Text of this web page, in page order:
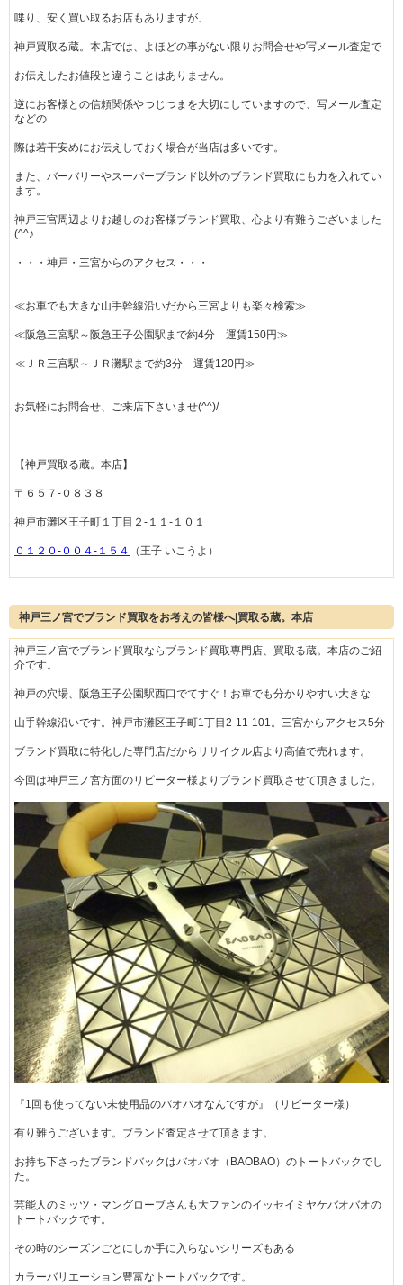
喋り、安く買い取るお店もありますが、
神戸買取る蔵。本店では、よほどの事がない限りお問合せや写メール査定で
お伝えしたお値段と違うことはありません。
逆にお客様との信頼関係やつじつまを大切にしていますので、写メール査定
などの
際は若干安めにお伝えしておく場合が当店は多いです。
また、バーバリーやスーパーブランド以外のブランド買取にも力を入れてい
ます。
神戸三宮周辺よりお越しのお客様ブランド買取、心より有難うございました
(^^♪
・・・神戸・三宮からのアクセス・・・
≪お車でも大きな山手幹線沿いだから三宮よりも楽々検索≫
≪阪急三宮駅～阪急王子公園駅まで約4分 運賃150円≫
≪ＪＲ三宮駅～ＪＲ灘駅まで約3分 運賃120円≫
お気軽にお問合せ、ご来店下さいませ(^^)/
【神戸買取る蔵。本店】
〒６５７-０８３８
神戸市灘区王子町１丁目２-１１-１０１
０１２０-００４-１５４ （王子 いこうよ）
神戸三ノ宮でブランド買取をお考えの皆様へ|買取る蔵。本店
神戸三ノ宮でブランド買取ならブランド買取専門店、買取る蔵。本店のご紹
介です。
神戸の穴場、阪急王子公園駅西口でてすぐ！お車でも分かりやすい大きな
山手幹線沿いです。神戸市灘区王子町1丁目2-11-101。三宮からアクセス5分
ブランド買取に特化した専門店だからリサイクル店より高値で売れます。
今回は神戸三ノ宮方面のリピーター様よりブランド買取させて頂きました。
『1回も使ってない未使用品のバオバオなんですが』（リピーター様）
有り難うございます。ブランド査定させて頂きます。
お持ち下さったブランドバックはバオバオ（BAOBAO）のトートバックでし
た。
芸能人のミッツ・マングローブさんも大ファンのイッセイミヤケバオバオの
トートバックです。
その時のシーズンごとにしか手に入らないシリーズもある
カラーバリエーション豊富なトートバックです。